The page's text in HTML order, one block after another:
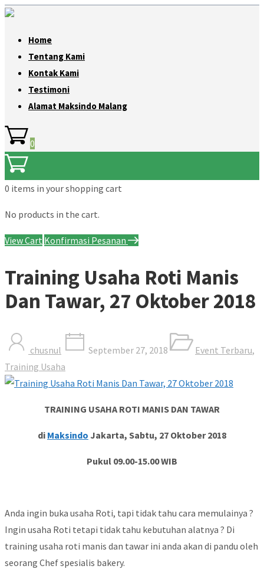
Home
Tentang Kami
Kontak Kami
Testimoni
Alamat Maksindo Malang
0
0 items in your shopping cart
No products in the cart.
View Cart Konfirmasi Pesanan
Training Usaha Roti Manis
Dan Tawar, 27 Oktober 2018
chusnul September 27, 2018 Event Terbaru,
Training Usaha
TRAINING USAHA ROTI MANIS DAN TAWAR
di Maksindo Jakarta, Sabtu, 27 Oktober 2018
Pukul 09.00-15.00 WIB
Anda ingin buka usaha Roti, tapi tidak tahu cara memulainya ?
Ingin usaha Roti tetapi tidak tahu kebutuhan alatnya ? Di
training usaha roti manis dan tawar ini anda akan di pandu oleh
seorang Chef spesialis bakery.